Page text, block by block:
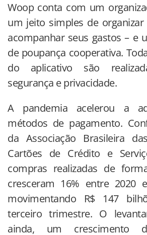
Woop conta com um
um jeito simples de
acompanhar seus gastos – e
de poupança cooperativa.
do aplicativo são
segurança e privacidade.
A pandemia acelerou a
métodos de pagamento.
da Associação Brasileira
Cartões de Crédito e
compras realizadas de
cresceram 16% entre 2020
movimentando R$ 147
terceiro trimestre. O
ainda, um crescimento